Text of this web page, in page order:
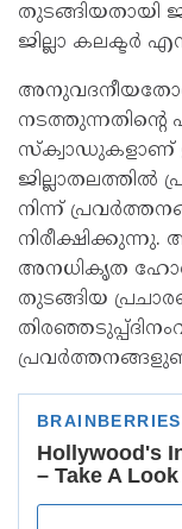
തുടങ്ങിയതായി
ജില്ലാ കലക്ടർ
സ്‌ക്വാഡുകളാണ്
ജില്ലാതലത്തിൽ
നിന്ന്
അനധികൃത
തുടങ്ങിയ